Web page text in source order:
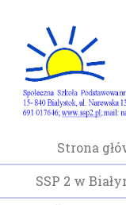
Strona
SSP 2 w